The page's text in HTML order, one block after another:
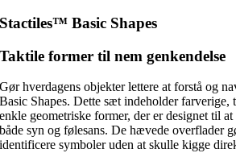
Stactiles™ Basic Shapes
Taktile former til nem genkendelse
Gør hverdagens objekter lettere at forstå og
Basic Shapes. Dette sæt indeholder
enkle geometriske former, der er designet til
både syn og følesans. De hævede overflader
identificere symboler uden at skulle kigge